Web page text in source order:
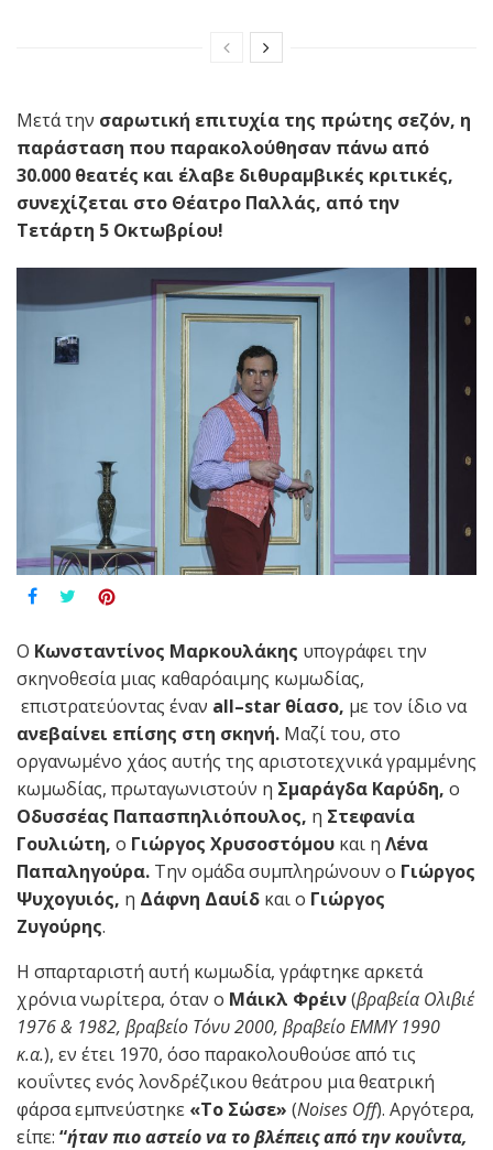
Μετά την σαρωτική επιτυχία της πρώτης σεζόν, η
παράσταση που παρακολούθησαν πάνω από
30.000 θεατές και έλαβε διθυραμβικές κριτικές,
συνεχίζεται στο Θέατρο Παλλάς, από την
Τετάρτη 5 Οκτωβρίου!
Ο Κωνσταντίνος Μαρκουλάκης υπογράφει την
σκηνοθεσία μιας καθαρόαιμης κωμωδίας,
επιστρατεύοντας έναν all–star θίασο, με τον ίδιο να
ανεβαίνει επίσης στη σκηνή. Μαζί του, στο
οργανωμένο χάος αυτής της αριστοτεχνικά γραμμένης
κωμωδίας, πρωταγωνιστούν η Σμαράγδα Καρύδη, ο
Οδυσσέας Παπασπηλιόπουλος, η Στεφανία
Γουλιώτη, ο Γιώργος Χρυσοστόμου και η Λένα
Παπαληγούρα. Την ομάδα συμπληρώνουν ο Γιώργος
Ψυχογυιός, η Δάφνη Δαυίδ και ο Γιώργος
Ζυγούρης.
Η σπαρταριστή αυτή κωμωδία, γράφτηκε αρκετά
χρόνια νωρίτερα, όταν ο Μάικλ Φρέιν(βραβεία Ολιβιέ
1976 & 1982, βραβείο Τόνυ 2000, βραβείοEMMY1990
κ.α.), εν έτει 1970, όσο παρακολουθούσε από τις
κουΐντες ενός λονδρέζικου θεάτρου μια θεατρική
φάρσα εμπνεύστηκε «Το Σώσε» (Noises Off). Αργότερα,
είπε: “ήταν πιο αστείο να το βλέπεις από την κουΐντα,